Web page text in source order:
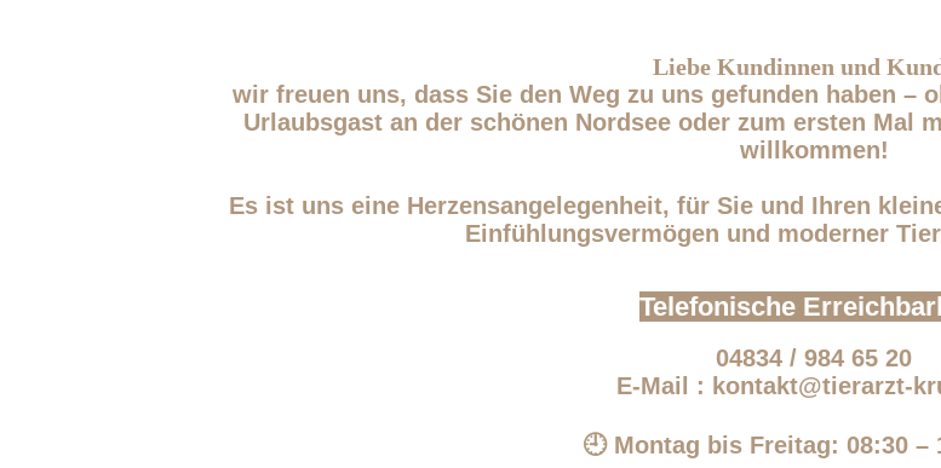
Liebe Kundinnen und
wir freuen uns, dass Sie den Weg zu uns gefunden haben –
Urlaubsgast an der schönen Nordsee oder zum ersten Mal
willkommen!
Es ist uns eine Herzensangelegenheit, für Sie und Ihren
Einfühlungsvermögen und moderner
Telefonische
04834 / 984 65 20
E-Mail : kontakt@tierarzt-
🕘 Montag bis Freitag: 08:30 –